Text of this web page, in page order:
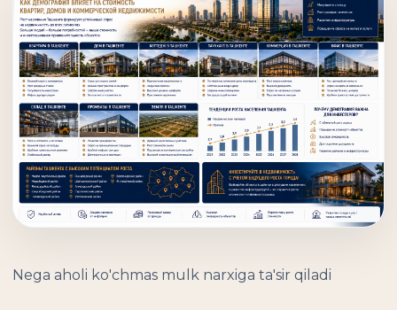
Nega aholi ko'chmas mulk narxiga ta'sir qiladi